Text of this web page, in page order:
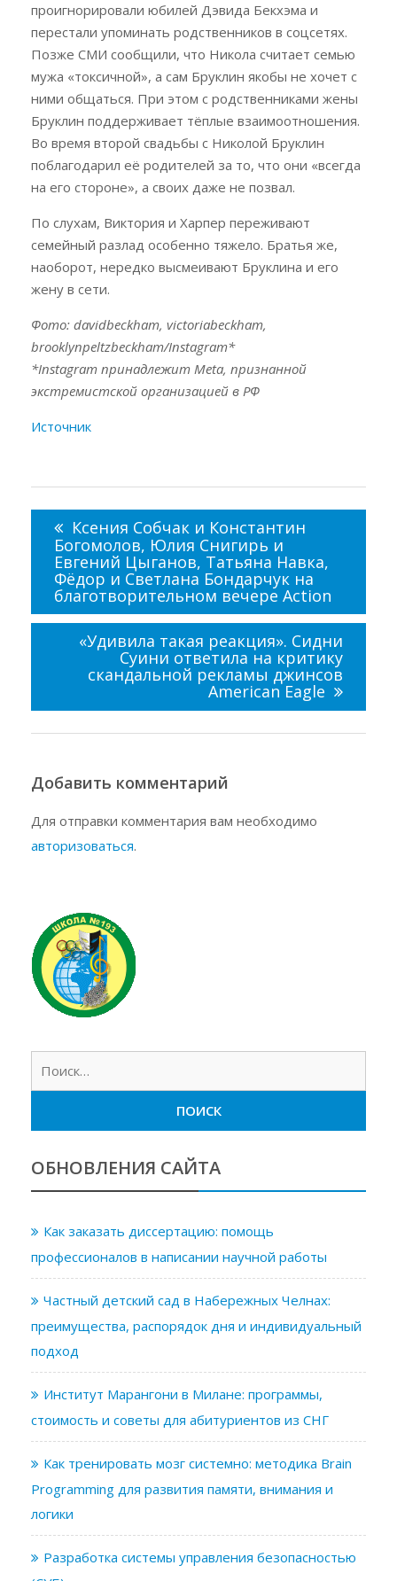
проигнорировали юбилей Дэвида Бекхэма и
перестали упоминать родственников в соцсетях.
Позже СМИ сообщили, что Никола считает семью
мужа «токсичной», а сам Бруклин якобы не хочет с
ними общаться. При этом с родственниками жены
Бруклин поддерживает тёплые взаимоотношения.
Во время второй свадьбы с Николой Бруклин
поблагодарил её родителей за то, что они «всегда
на его стороне», а своих даже не позвал.
По слухам, Виктория и Харпер переживают
семейный разлад особенно тяжело. Братья же,
наоборот, нередко высмеивают Бруклина и его
жену в сети.
Фото: davidbeckham, victoriabeckham,
brooklynpeltzbeckham/Instagram*
*Instagram принадлежит Meta, признанной
экстремистской организацией в РФ
Источник
записям
Ксения Собчак и Константин
Богомолов, Юлия Снигирь и
Евгений Цыганов, Татьяна Навка,
Фёдор и Светлана Бондарчук на
благотворительном вечере Action
«Удивила такая реакция». Сидни
Суини ответила на критику
скандальной рекламы джинсов
American Eagle
Добавить комментарий
Для отправки комментария вам необходимо
авторизоваться.
ОБНОВЛЕНИЯ САЙТА
Как заказать диссертацию: помощь
профессионалов в написании научной работы
Частный детский сад в Набережных Челнах:
преимущества, распорядок дня и индивидуальный
подход
Институт Марангони в Милане: программы,
стоимость и советы для абитуриентов из СНГ
Как тренировать мозг системно: методика Brain
Programming для развития памяти, внимания и
логики
Разработка системы управления безопасностью